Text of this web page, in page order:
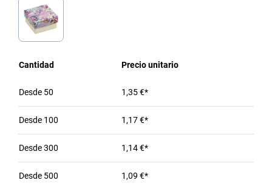
Cantidad Precio unitario
Desde 50 1,35 €*
Desde 100 1,17 €*
Desde300 1,14 €*
Desde 500 1,09 €*